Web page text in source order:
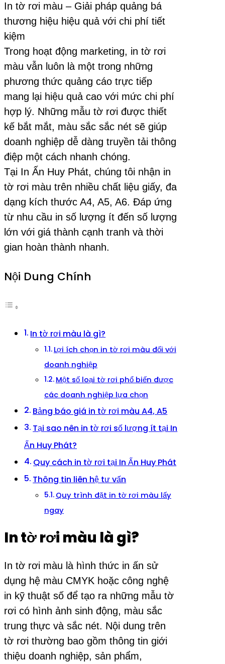
In tờ rơi màu – Giải pháp quảng bá
thương hiệu hiệu quả với chi phí tiết
kiệm
Trong hoạt động marketing, in tờ rơi
màu vẫn luôn là một trong những
phương thức quảng cáo trực tiếp
mang lại hiệu quả cao với mức chi phí
hợp lý. Những mẫu tờ rơi được thiết
kế bắt mắt, màu sắc sắc nét sẽ giúp
doanh nghiệp dễ dàng truyền tải thông
điệp một cách nhanh chóng.
Tại In Ấn Huy Phát, chúng tôi nhận in
tờ rơi màu trên nhiều chất liệu giấy, đa
dạng kích thước A4, A5, A6. Đáp ứng
từ nhu cầu in số lượng ít đến số lượng
lớn với giá thành cạnh tranh và thời
gian hoàn thành nhanh.
Nội Dung Chính
In tờ rơi màu là gì?
Lợi ích chọn in tờ rơi màu đối với
doanh nghiệp
Một số loại tờ rơi phổ biến được
các doanh nghiệp lựa chọn
Bảng báo giá in tờ rơi màu A4, A5
Tại sao nên in tờ rơi số lượng ít tại In
Ấn Huy Phát?
Quy cách in tờ rơi tại In Ấn Huy Phát
Thông tin liên hệ tư vấn
Quy trình đặt in tờ rơi màu lấy
ngay
In tờ rơi màu là gì?
In tờ rơi màu là hình thức in ấn sử
dụng hệ màu CMYK hoặc công nghệ
in kỹ thuật số để tạo ra những mẫu tờ
rơi có hình ảnh sinh động, màu sắc
trung thực và sắc nét. Nội dung trên
tờ rơi thường bao gồm thông tin giới
thiệu doanh nghiệp, sản phẩm,